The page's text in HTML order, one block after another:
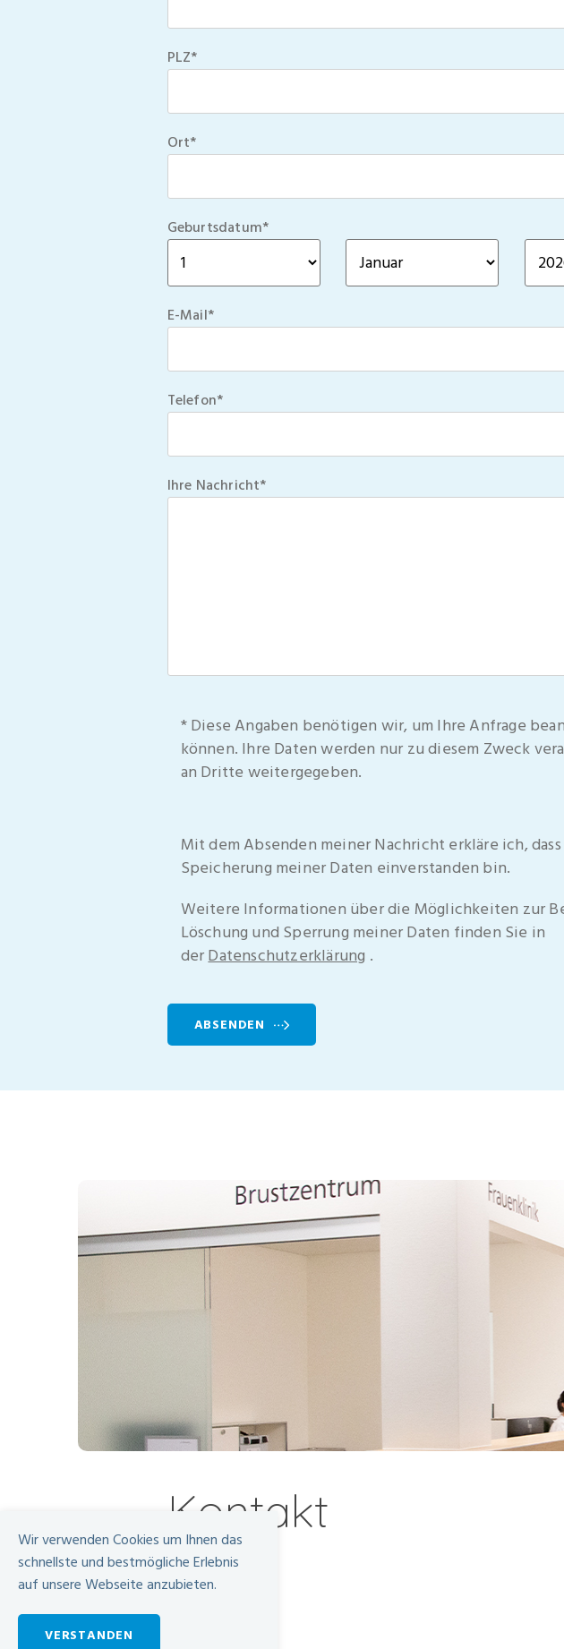
PLZ*
Ort*
Geburtsdatum*
E-Mail*
Telefon*
Ihre Nachricht*
* Diese Angaben benötigen wir, um Ihre Anfrage
können. Ihre Daten werden nur zu diesem Zweck
an Dritte weitergegeben.
Mit dem Absenden meiner Nachricht erkläre ich,
Speicherung meiner Daten einverstanden bin.
Weitere Informationen über die Möglichkeiten zur
Löschung und Sperrung meiner Daten finden Sie in
derDatenschutzerklärung .
ABSENDEN
Kontakt
Wir verwenden Cookies um Ihnen das
schnellste und bestmögliche Erlebnis
auf unsere Webseite anzubieten.
VERSTANDEN